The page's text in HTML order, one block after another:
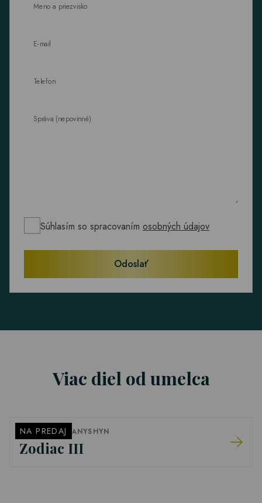
Meno a priezvisko
E-mail
Telefon
Správa (nepovinné)
Súhlasím so spracovaním osobných údajov
Odoslať
Viac diel od umelca
NA PREDAJ
ROMAN ROMANYSHYN
Zodiac III